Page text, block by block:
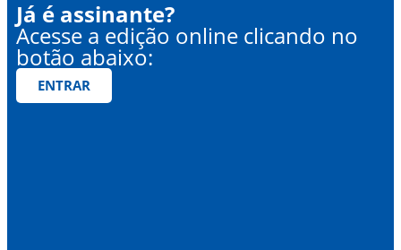
Já é assinante?
Acesse a edição online clicando no
botão abaixo:
ENTRAR